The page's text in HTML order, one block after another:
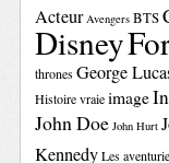
Acteur Avengers BTS
Disney
thrones George
Histoire vraie image
John Doe John Hurt
Kennedy Les